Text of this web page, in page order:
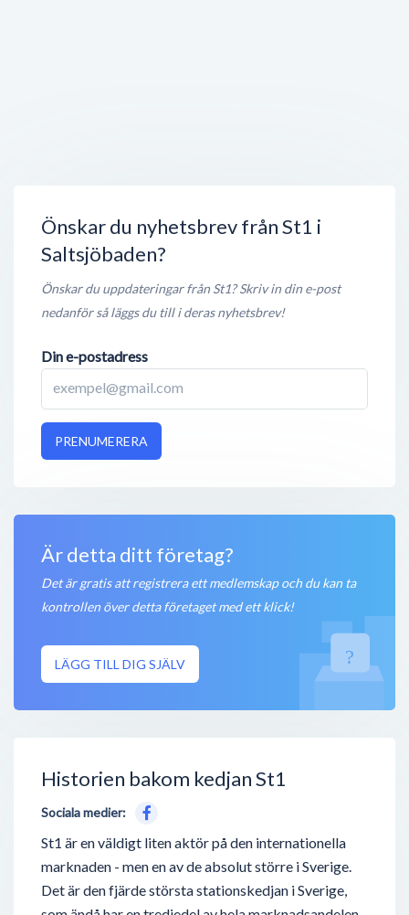
Önskar du nyhetsbrev från St1 i
Saltsjöbaden?
Önskar du uppdateringar från St1? Skriv in din e-post
nedanför så läggs du till i deras nyhetsbrev!
Din e-postadress
PRENUMERERA
Är detta ditt företag?
Det är gratis att registrera ett medlemskap och du kan ta
kontrollen över detta företaget med ett klick!
LÄGG TILL DIG SJÄLV
Historien bakom kedjan St1
Sociala medier:
St1 är en väldigt liten aktör på den internationella
marknaden - men en av de absolut större i Sverige.
Det är den fjärde största stationskedjan i Sverige,